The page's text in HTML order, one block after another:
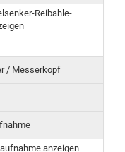
Reibahle-
/ Messerkopf
anzeigen